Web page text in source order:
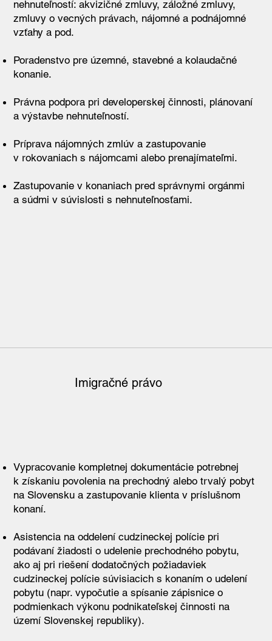
nehnuteľností: akvizičné zmluvy, záložné zmluvy,
zmluvy o vecných právach, nájomné a podnájomné
vzťahy a pod.
Poradenstvo pre územné, stavebné a kolaudačné
konanie.
Právna podpora pri developerskej činnosti, plánovaní
a výstavbe nehnuteľností.
Príprava nájomných zmlúv a zastupovanie
v rokovaniach s nájomcami alebo prenajímateľmi.
Zastupovanie v konaniach pred správnymi orgánmi
a súdmi v súvislosti s nehnuteľnosťami.
Imigračné právo
Vypracovanie kompletnej dokumentácie potrebnej
k získaniu povolenia na prechodný alebo trvalý pobyt
na Slovensku a zastupovanie klienta v príslušnom
konaní.
Asistencia na oddelení cudzineckej polície pri
podávaní žiadosti o udelenie prechodného pobytu,
ako aj pri riešení dodatočných požiadaviek
cudzineckej polície súvisiacich s konaním o udelení
pobytu (napr. vypočutie a spísanie zápisnice o
podmienkach výkonu podnikateľskej činnosti na
území Slovenskej republiky).